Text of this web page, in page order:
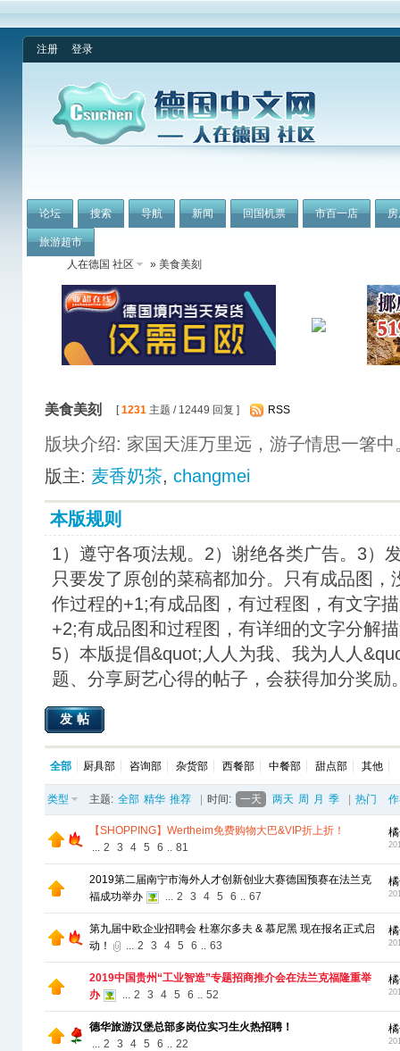
注册 登录
论坛 搜索 导航 新闻 回国机票 市百一店
旅游超市
人在德国 社区
» 美食美刻
美食美刻 [1231 主题 / 12449 回复 ] RSS
版块介绍: 家国天涯万里远，游子情思一箸中
版主: 麦香奶茶, changmei
本版规则
1）遵守各项法规。2）谢绝各类广告。3）
只要发了原创的菜稿都加分。只有成品图
作过程的+1;有成品图，有过程图，有文字
+2;有成品图和过程图，有详细的文字分解
5）本版提倡&quot;人人为我、我为人人
题、分享厨艺心得的帖子，会获得加分奖励
发帖
全部 厨具部 咨询部 杂货部 西餐部 中餐部 甜点部 其他
类型 主题: 全部 精华 推荐 时间: 一天 两天 周 月 季 热门
【SHOPPING】Wertheim免费购物大巴&VIP折上折！
... 2 3 4 5 6 .. 81
2019第二届南宁市海外人才创新创业大赛德国预赛在法兰克
福成功举办
... 2 3 4 5 6 .. 67
第九届中欧企业招聘会 杜塞尔多夫 & 慕尼黑 现在报名正式启
动！
... 2 3 4 5 6 .. 63
2019中国贵州“工业智造”专题招商推介会在法兰克福隆重举
办
... 2 3 4 5 6 .. 52
德华旅游汉堡总部多岗位实习生火热招聘！
... 2 3 4 5 6 .. 22